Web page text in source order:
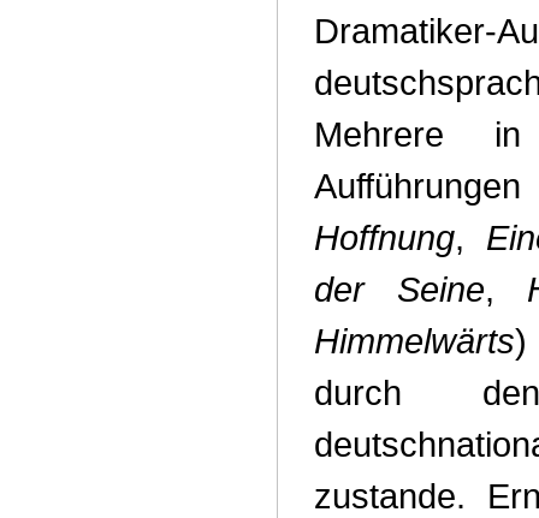
Dramatiker-
Mehrere
Hoffnung,
der Seine,
Himmelwärts)
durch
zustande.